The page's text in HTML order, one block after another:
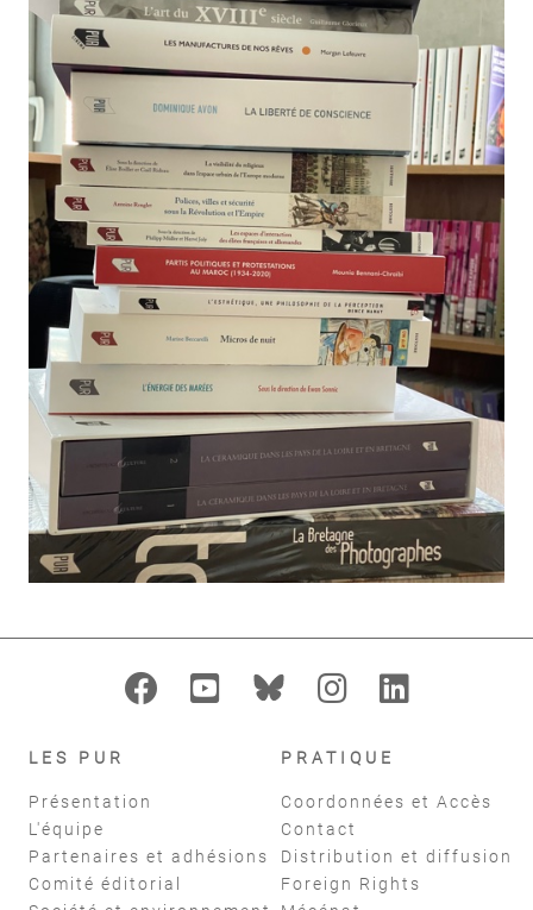
LES PUR
Présentation
L'équipe
Partenaires et adhésions
Comité éditorial
PRATIQUE
Coordonnées et Accès
Contact
Distribution et diffusion
Foreign Rights